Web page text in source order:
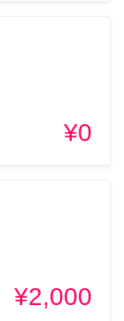
¥0
¥2,000